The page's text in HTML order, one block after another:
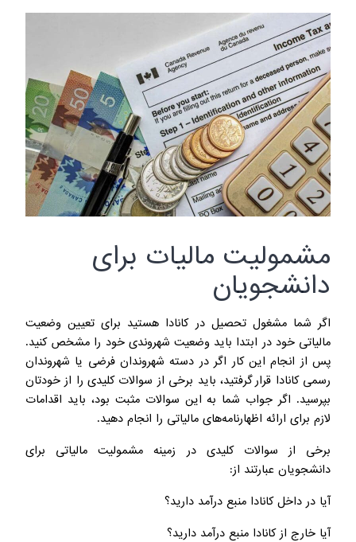
مشمولیت مالیات برای
دانشجویان
اگر شما مشغول تحصیل در کانادا هستید برای تعیین وضعیت
مالیاتی خود در ابتدا باید وضعیت شهروندی خود را مشخص کنید.
پس از انجام این کار اگر در دسته شهروندان فرضی یا شهروندان
رسمی کانادا قرار گرفتید، باید برخی از سوالات کلیدی را از خودتان
بپرسید. اگر جواب شما به این سوالات مثبت بود، باید اقدامات
لازم برای ارائه اظهارنامه‌های مالیاتی را انجام دهید.
برخی از سوالات کلیدی در زمینه مشمولیت مالیاتی برای
دانشجویان عبارتند از:
آیا در داخل کانادا منبع درآمد دارید؟
آیا خارج از کانادا منبع درآمد دارید؟